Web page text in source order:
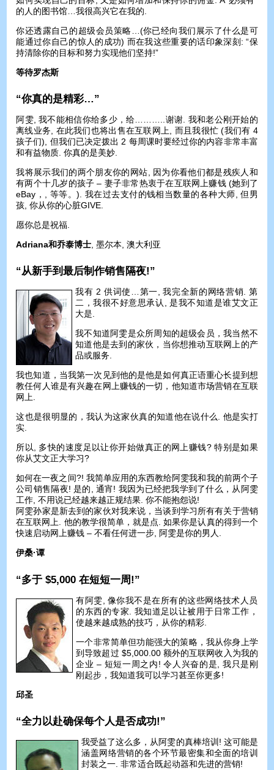
的人的图书馆…我很高兴它在我的.
你还透露自己的超级会员策略…(你已经向我们展示了什么是可
能通过你自己的惊人的成功) 而在我这些重要的话印象深刻: “保
持清除你的目标和努力实现他们坚持!”
等待罗杰斯
“你真的是精彩…”
阿雯, 我不能相信你给多少，给………..谢谢. 我和老公刚开始的
离线业务, 在此我们也将出售在互联网上, 而且我很忙 (我们有 4
孩子们), 但我们已决定拨出 2 每周课时要经过你的内容非常丰富
和有益物质. 你真的是美妙.
我将展示我们的两个朋友你的网站, 因为你看他们都是残疾人和
有两个十几岁的孩子 – 妻子非常热衷于在互联网上赚钱 (她到了
eBay，, 等等。). 我在过去支付的钱相当数量的各种大师, 但男
孩, 你从你的心脏GIVE.
愿你总是祝福.
Adriana和乔泰博士 , 墨尔本, 澳大利亚
“从新手到最后制作销售隔夜!”
我有 2 供词使…第一, 我完全新的网络营销. 第
二，我很不好意思承认, 是我不知道是谁艾文正
大是.
我不知道阿雯是众所周知的超级会员，我当然不
知道他是去到的家伙，当你想推动互联网上的产
品或服务.
我也知道，当我第一次见到他的是他是如何真正语重心长提到想
教任何人谁是有兴趣在网上赚钱的一切，他知道市场营销在互联
网上.
这也是很明显的，我认为这家伙真的知道他在说什么. 他是实打
实.
所以, 多快的速度足以让你开始做真正的网上赚钱? 特别是如果
你从艾文正大学习?
如何在一夜之间?! 我简单应用的东西教给阿雯我和我的前两个子
公司销售隔夜! 是的, 通宵! 我因为已经把我学到了什么，从阿雯
工作, 不用说已经越来越正规结果. 你不能抱怨说!
阿雯孙家是新去到的家伙对我来说，当谈到学习所有有关于营销
在互联网上. 他的教学很简单，就是点. 如果你是认真的得到一个
快速启动网上赚钱 – 不看任何进一步, 阿雯是你的男人.
伊桑·谭
“多于 $5,000 在短短一周!”
有阿雯, 像你我不是在所有的这些网络技术人员
的东西的专家. 我知道足以让被用于日常工作，
使越来越成熟的技巧，从你的精彩.
一个非常简单但功能强大的策略，我从你身上学
到导致超过 $5,000.00 额外的互联网收入为我的
企业 – 短短一周之内! 令人兴奋的是, 我只是刚
刚起步，我知道我可以学习甚至你更多!
邱圣
“全力以赴确保每个人是否成功!”
我受益了这么多，从阿雯的真棒培训! 这可能是
涵盖网络营销的各个环节最密集和全面的培训
封装之一. 非常适合既起动器和先进的营销!